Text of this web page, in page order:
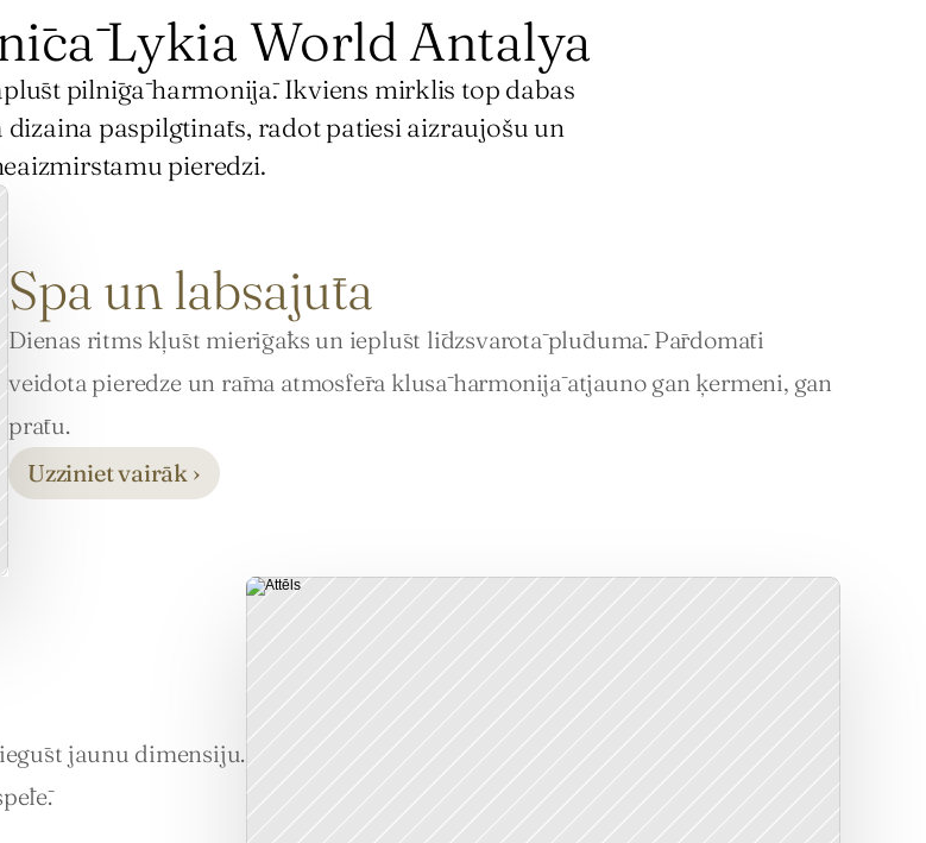
Lykia World Antalya
pilnīgā harmonijā. Ikviens mirklis top dabas
paspilgtināts, radot patiesi aizraujošu un
pieredzi.
Spa un labsajūta
Dienas ritms kļūst mierīgāks un ieplūst līdzsvarotā plūdumā. Pārdomāti
veidota pieredze un rāma atmosfēra klusā harmonijā atjauno gan ķermeni, gan
prātu.
Uzziniet vairāk ›
jaunu dimensiju.